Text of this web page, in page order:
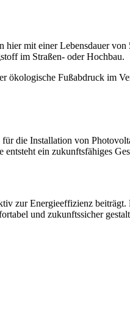
mit einer Lebensdauer
im Straßen- oder Hochbau.
ökologische Fußabdruck im
die Installation von
ein zukunftsfähiges
zur Energieeffizienz
und zukunftssicher